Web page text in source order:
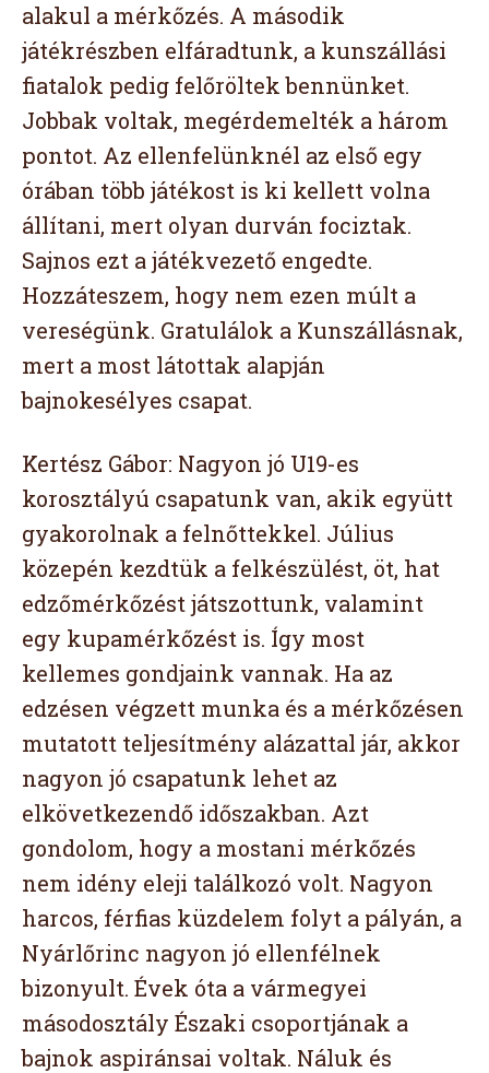
alakul a mérkőzés. A második
játékrészben elfáradtunk, a kunszállási
fiatalok pedig felőröltek bennünket.
Jobbak voltak, megérdemelték a három
pontot. Az ellenfelünknél az első egy
órában több játékost is ki kellett volna
állítani, mert olyan durván fociztak.
Sajnos ezt a játékvezető engedte.
Hozzáteszem, hogy nem ezen múlt a
vereségünk. Gratulálok a Kunszállásnak,
mert a most látottak alapján
bajnokesélyes csapat.
Kertész Gábor: Nagyon jó U19-es
korosztályú csapatunk van, akik együtt
gyakorolnak a felnőttekkel. Július
közepén kezdtük a felkészülést, öt, hat
edzőmérkőzést játszottunk, valamint
egy kupamérkőzést is. Így most
kellemes gondjaink vannak. Ha az
edzésen végzett munka és a mérkőzésen
mutatott teljesítmény alázattal jár, akkor
nagyon jó csapatunk lehet az
elkövetkezendő időszakban. Azt
gondolom, hogy a mostani mérkőzés
nem idény eleji találkozó volt. Nagyon
harcos, férfias küzdelem folyt a pályán, a
Nyárlőrinc nagyon jó ellenfélnek
bizonyult. Évek óta a vármegyei
másodosztály Északi csoportjának a
bajnok aspiránsai voltak. Náluk és